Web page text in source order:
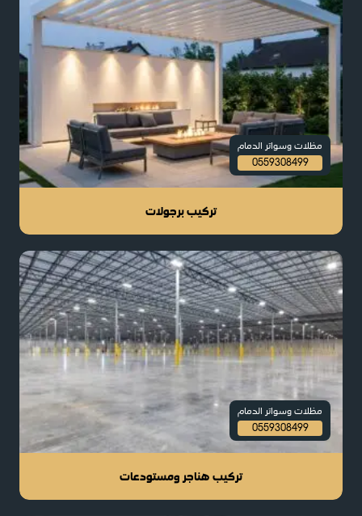
مظلات وسواتر الدمام
0559308499
تركيب برجولات
مظلات وسواتر الدمام
0559308499
تركيب هناجر ومستودعات